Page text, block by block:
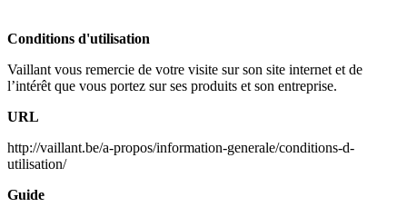
Conditions d'utilisation
Vaillant vous remercie de votre visite sur son site internet et de
l’intérêt que vous portez sur ses produits et son entreprise.
URL
http://vaillant.be/a-propos/information-generale/conditions-d-
utilisation/
Guide